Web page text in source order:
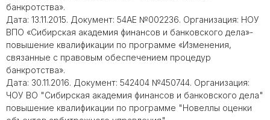
банкротства».
Дата: 13.11.2015. Документ: 54АЕ №002236. Организация: НОУ
ВПО «Сибирская академия финансов и банковского дела»-
повышение квалификации по программе «Изменения,
связанные с правовым обеспечением процедур
банкротства».
Дата: 30.11.2016. Документ: 542404 №450744. Организация:
ЧОУ ВО "Сибирская академия финансов и банковского дела"
повышение квалификации по программе "Новеллы оценки